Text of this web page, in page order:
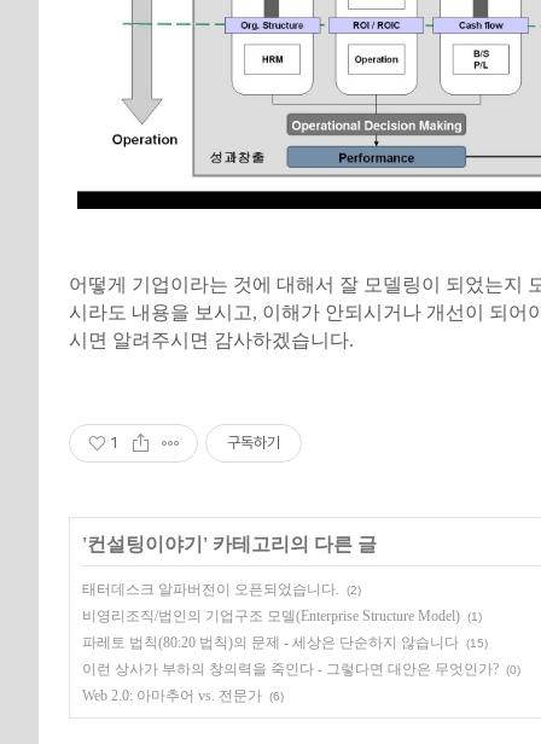
어떻게 기업이라는 것에 대해서 잘 모델링이 되었는지
시라도 내용을 보시고, 이해가 안되시거나 개선이 되어
시면 알려주시면 감사하겠습니다.
1 구독하기
'컨설팅이야기 ' 카테고리의 다른 글
태터데스크 알파버전이 오픈되었습니다. (2)
비영리조직/법인의 기업구조 모델(Enterprise Structure Model) (1)
파레토 법칙(80:20 법칙)의 문제 - 세상은 단순하지 않습니다 (15)
이런 상사가 부하의 창의력을 죽인다 - 그렇다면 대안은 무엇인가? (0)
Web 2.0: 아마추어 vs. 전문가 (6)